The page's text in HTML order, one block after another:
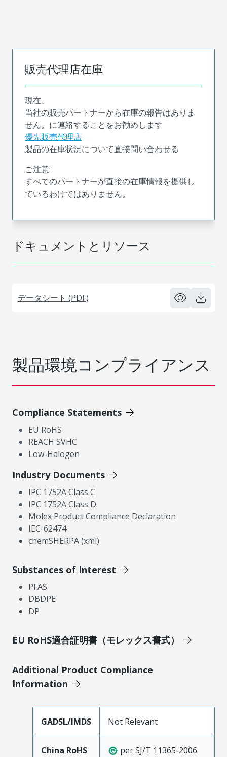
ドキュメントとリソース
データシート (PDF)
販売代理店在庫
現在、
当社の販売パートナーから在庫の報告はありま
せん。に連絡することをお勧めします
優先販売代理店
製品の在庫状況について直接問い合わせる
ご注意:
すべてのパートナーが直接の在庫情報を提供し
ているわけではありません。
製品環境コンプライアンス
Compliance Statements
EU RoHS
REACH SVHC
Low-Halogen
Industry Documents
IPC 1752A Class C
IPC 1752A Class D
Molex Product Compliance Declaration
IEC-62474
chemSHERPA (xml)
Substances of Interest
PFAS
DBDPE
DP
EU RoHS適合証明書（モレックス書式）
Additional Product Compliance
Information
GADSL/IMDS Not Relevant
China RoHS per SJ/T 11365-2006